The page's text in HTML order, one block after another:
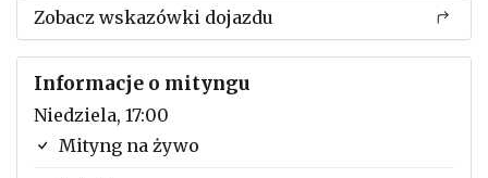
Zobacz wskazówki dojazdu
Informacje o mityngu
Niedziela, 17:00
Mityng na żywo